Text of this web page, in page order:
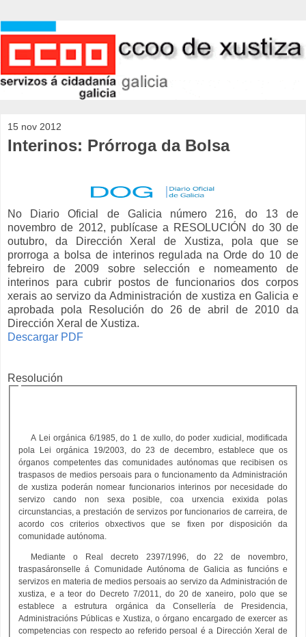
15 nov 2012
Interinos: Prórroga da Bolsa
No Diario Oficial de Galicia número 216, do 13 de
novembro de 2012, publícase a RESOLUCIÓN do 30 de
outubro, da Dirección Xeral de Xustiza, pola que se
prorroga a bolsa de interinos regulada na Orde do 10 de
febreiro de 2009 sobre selección e nomeamento de
interinos para cubrir postos de funcionarios dos corpos
xerais ao servizo da Administración de xustiza en Galicia e
aprobada pola Resolución do 26 de abril de 2010 da
Dirección Xeral de Xustiza.
Descargar PDF
Resolución
A Lei orgánica 6/1985, do 1 de xullo, do poder xudicial, modificada
pola Lei orgánica 19/2003, do 23 de decembro, establece que os
órganos competentes das comunidades autónomas que recibisen os
traspasos de medios persoais para o funcionamento da Administración
de xustiza poderán nomear funcionarios interinos por necesidade do
servizo cando non sexa posible, coa urxencia exixida polas
circunstancias, a prestación de servizos por funcionarios de carreira, de
acordo cos criterios obxectivos que se fixen por disposición da
comunidade autónoma.
Mediante o Real decreto 2397/1996, do 22 de novembro,
traspasáronselle á Comunidade Autónoma de Galicia as funcións e
servizos en materia de medios persoais ao servizo da Administración de
xustiza, e a teor do Decreto 7/2011, do 20 de xaneiro, polo que se
establece a estrutura orgánica da Consellería de Presidencia,
Administracións Públicas e Xustiza, o órgano encargado de exercer as
competencias con respecto ao referido persoal é a Dirección Xeral de